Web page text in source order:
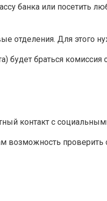
банка или посетить
отделения. Для
браться
контакт с
возможность